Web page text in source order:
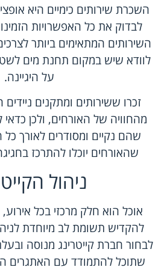
השכרת שירותים כימיים היא
לבדוק את כל האפשרויות
השירותים המתאימים ביותר
לוודא שיש במקום תחנת מים
על היגיינה.
זכרו ששירותים ומתקנים
מהחוויה של האורחים, ולכן
שהם נקיים ומסודרים לאורך כל
שהאורחים יוכלו להתרכז
ניהול
אוכל הוא חלק מרכזי בכל
להקדיש תשומת לב מיוחדת
לבחור חברת קייטרינג מנוסה
שתוכל להתמודד עם האתגרים